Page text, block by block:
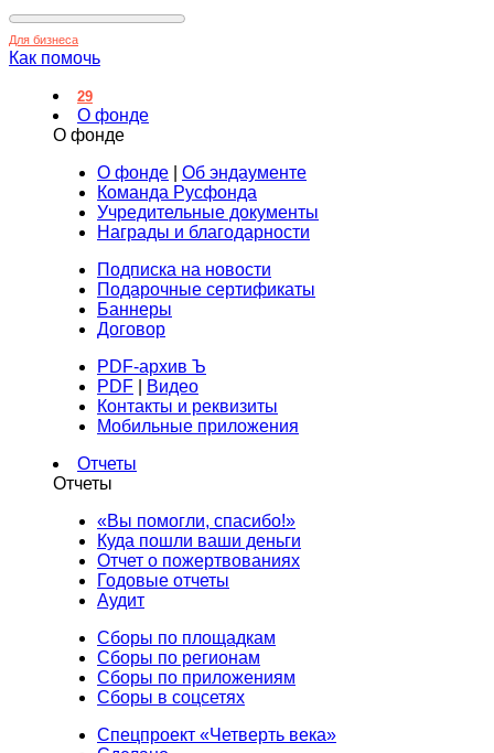
Для бизнеса
Как помочь
29
О фонде
О фонде
О фонде
Об эндаументе
Команда Русфонда
Учредительные документы
Награды и благодарности
Подписка на новости
Подарочные сертификаты
Баннеры
Договор
PDF-архив Ъ
PDF
Видео
Контакты и реквизиты
Мобильные приложения
Отчеты
Отчеты
«Вы помогли, спасибо!»
Куда пошли ваши деньги
Отчет о пожертвованиях
Годовые отчеты
Аудит
Сборы по площадкам
Сборы по регионам
Сборы по приложениям
Сборы в соцсетях
Спецпроект «Четверть века»